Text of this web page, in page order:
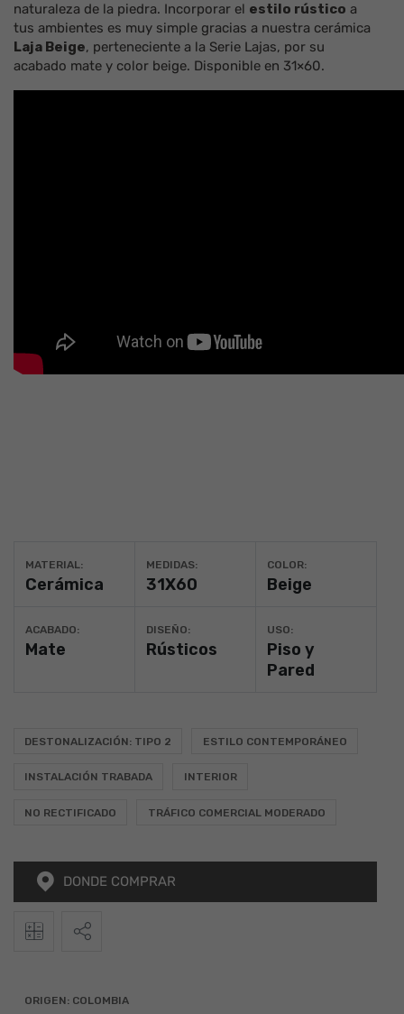
naturaleza de la piedra. Incorporar el estilo rústico a
tus ambientes es muy simple gracias a nuestra cerámica
Laja Beige, perteneciente a la Serie Lajas, por su
acabado mate y color beige. Disponible en 31×60.
MATERIAL:
Cerámica
MEDIDAS:
31X60
COLOR:
Beige
ACABADO:
Mate
DISEÑO:
Rústicos
USO:
Piso y
Pared
DESTONALIZACIÓN: TIPO 2 ESTILO CONTEMPORÁNEO
INSTALACIÓN TRABADA INTERIOR
NO RECTIFICADO TRÁFICO COMERCIAL MODERADO
DONDE COMPRAR
Calculadora Alto
ORIGEN: COLOMBIA